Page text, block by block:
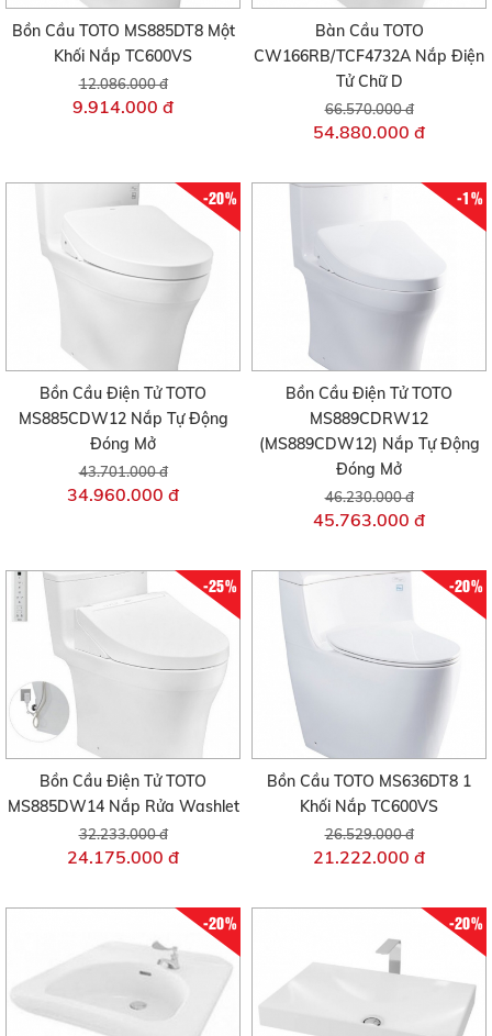
Bồn Cầu TOTO MS885DT8 Một
Khối Nắp TC600VS
12.086.000 đ
9.914.000 đ
Bàn Cầu TOTO
CW166RB/TCF4732A Nắp Điện
Tử Chữ D
66.570.000 đ
54.880.000 đ
-20%
Bồn Cầu Điện Tử TOTO
MS885CDW12 Nắp Tự Động
Đóng Mở
43.701.000 đ
34.960.000 đ
-1%
Bồn Cầu Điện Tử TOTO
MS889CDRW12
(MS889CDW12) Nắp Tự Động
Đóng Mở
46.230.000 đ
45.763.000 đ
-25%
Bồn Cầu Điện Tử TOTO
MS885DW14 Nắp Rửa Washlet
32.233.000 đ
24.175.000 đ
-20%
Bồn Cầu TOTO MS636DT8 1
Khối Nắp TC600VS
26.529.000 đ
21.222.000 đ
-20% -20%